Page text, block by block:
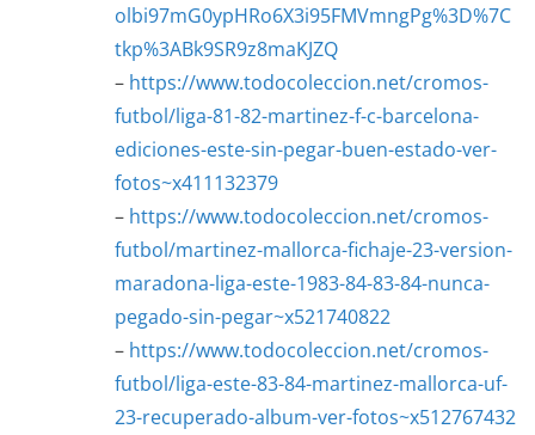
olbi97mG0ypHRo6X3i95FMVmngPg%3D%7C
tkp%3ABk9SR9z8maKJZQ
– https://www.todocoleccion.net/cromos-
futbol/liga-81-82-martinez-f-c-barcelona-
ediciones-este-sin-pegar-buen-estado-ver-
fotos~x411132379
– https://www.todocoleccion.net/cromos-
futbol/martinez-mallorca-fichaje-23-version-
maradona-liga-este-1983-84-83-84-nunca-
pegado-sin-pegar~x521740822
– https://www.todocoleccion.net/cromos-
futbol/liga-este-83-84-martinez-mallorca-uf-
23-recuperado-album-ver-fotos~x512767432